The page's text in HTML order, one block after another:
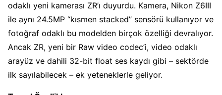
odaklı yeni kamerası ZR’ı duyurdu. Kamera, Nikon Z6III
ile aynı 24.5MP “kısmen stacked” sensörü kullanıyor ve
fotoğraf odaklı bu modelden birçok özelliği devralıyor.
Ancak ZR, yeni bir Raw video codec’i, video odaklı
arayüz ve dahili 32-bit float ses kaydı gibi – sektörde
ilk sayılabilecek – ek yeteneklerle geliyor.